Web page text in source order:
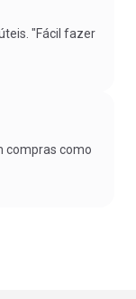
fazer
compras como